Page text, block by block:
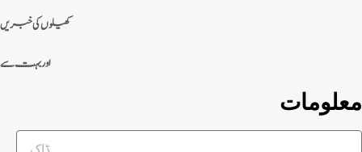
معلومات
کھیلوں کی خبریں
اور بہت سے